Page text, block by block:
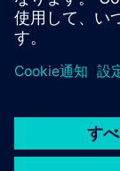
Bitte